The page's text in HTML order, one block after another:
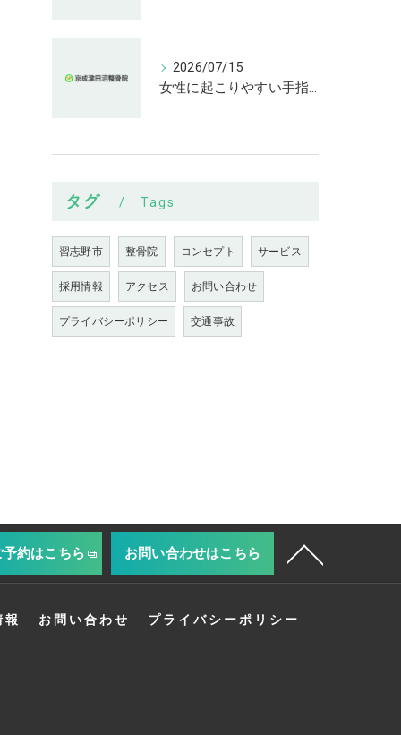
2026/07/15
女性に起こりやすい手指の変形とは
タグ Tags
習志野市 整骨院 コンセプト サービス
採用情報 アクセス お問い合わせ
プライバシーポリシー 交通事故
予約はこちら お問い合わせはこちら
報 お問い合わせ プライバシーポリシー